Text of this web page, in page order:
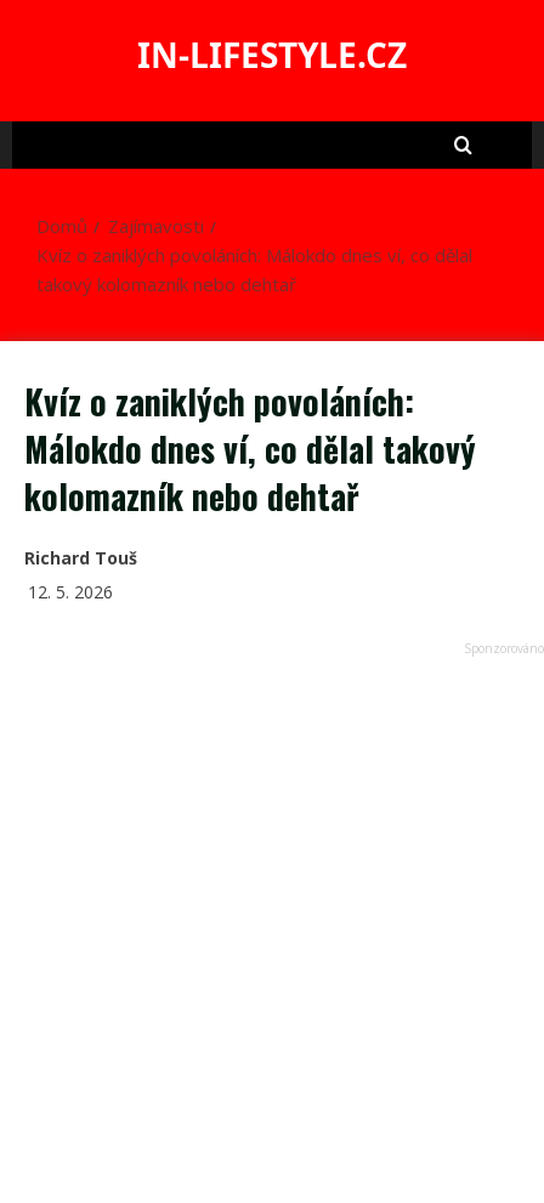
IN-LIFESTYLE.CZ
Domů
Zajímavosti
Kvíz o zaniklých povoláních: Málokdo dnes ví, co dělal
takový kolomazník nebo dehtař
Kvíz o zaniklých povoláních:
Málokdo dnes ví, co dělal takový
kolomazník nebo dehtař
Richard Touš
12. 5. 2026